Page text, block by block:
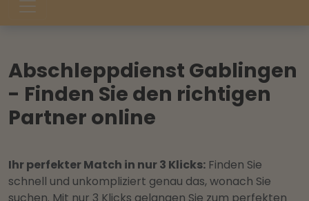
Abschleppdienst Gablingen
- Finden Sie den richtigen
Partner online
Ihr perfekter Match in nur 3 Klicks: Finden Sie
schnell und unkompliziert genau das, wonach Sie